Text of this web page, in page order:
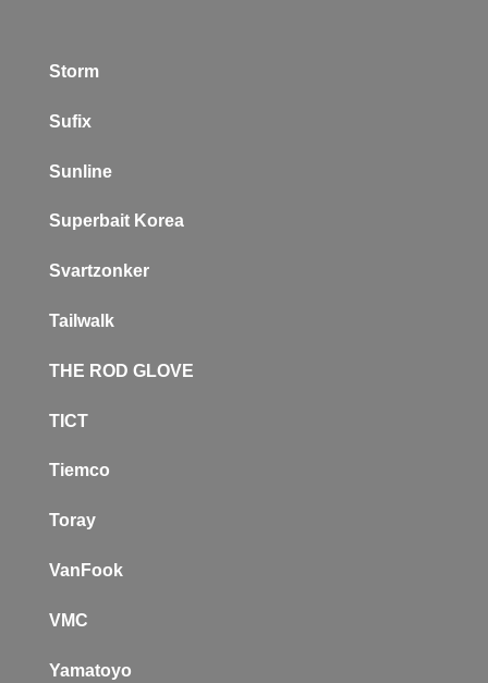
Storm
Sufix
Sunline
Superbait Korea
Svartzonker
Tailwalk
THE ROD GLOVE
TICT
Tiemco
Toray
VanFook
VMC
Yamatoyo